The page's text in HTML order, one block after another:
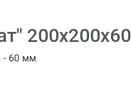
200х200х60
- 60 мм.